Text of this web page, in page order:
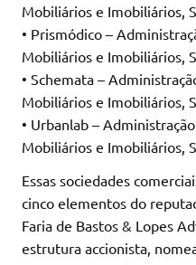
Mobiliários e Imobiliários,
• Prismódico –
Mobiliários e Imobiliários,
• Schemata –
Mobiliários e Imobiliários,
• Urbanlab –
Mobiliários e Imobiliários,
Essas sociedades
cinco elementos do
Faria de Bastos & Lopes
estrutura accionista,